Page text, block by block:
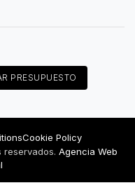
PRESUPUESTO
Cookie Policy
reservados. Agencia Web